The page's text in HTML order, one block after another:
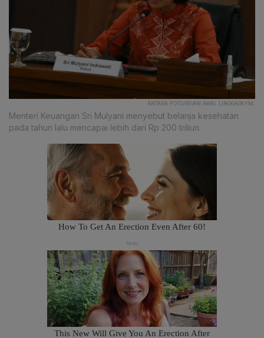
ANTARA FOTO/RIVAN AWAL LINGGA/NYM.
Menteri Keuangan Sri Mulyani menyebut belanja kesehatan
pada tahun lalu mencapai lebih dari Rp 200 triliun.